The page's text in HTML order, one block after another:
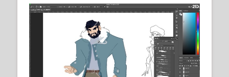
you through her coloring process of two
animals: a cat and marten.
She defines their shapes and adds all the
details, explaining her thought process as
she goes.
Welcome to Stylized Characters Part 2! –
Stylized Characters for Freelance Projects.